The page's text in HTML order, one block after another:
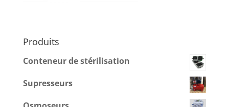
Produits
Conteneur de stérilisation
Supresseurs